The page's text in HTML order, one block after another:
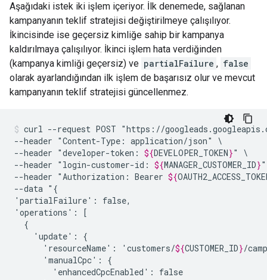
Aşağıdaki istek iki işlem içeriyor. İlk denemede, sağlanan
kampanyanın teklif stratejisi değiştirilmeye çalışılıyor.
İkincisinde ise geçersiz kimliğe sahip bir kampanya
kaldırılmaya çalışılıyor. İkinci işlem hata verdiğinden
(kampanya kimliği geçersiz) ve partialFailure , false
olarak ayarlandığından ilk işlem de başarısız olur ve mevcut
kampanyanın teklif stratejisi güncellenmez.
curl --request POST "https://
--header "Content-Type: application/json"
\
--header "developer-token: ${DEVELOPER_TOKEN}"
\
--header "login-customer-id: ${MANAGER_CUSTOMER_ID}"
--header "Authorization: Bearer ${
--data "{
'partialFailure':
false,
'operations':
'update':
'resourceName':
'customers/${CUSTOMER_ID}/
'manualCpc':
'enhancedCpcEnabled':